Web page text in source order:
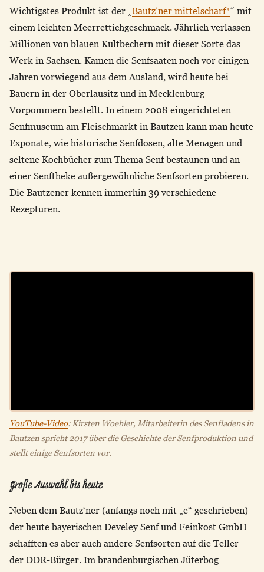
Wichtigstes Produkt ist der „ Bautz‘ner mittelscharf*“ mit
einem leichten Meerrettichgeschmack. Jährlich verlassen
Millionen von blauen Kultbechern mit dieser Sorte das
Werk in Sachsen. Kamen die Senfsaaten noch vor einigen
Jahren vorwiegend aus dem Ausland, wird heute bei
Bauern in der Oberlausitz und in Mecklenburg-
Vorpommern bestellt. In einem 2008 eingerichteten
Senfmuseum am Fleischmarkt in Bautzen kann man heute
Exponate, wie historische Senfdosen, alte Menagen und
seltene Kochbücher zum Thema Senf bestaunen und an
einer Senftheke außergewöhnliche Senfsorten probieren.
Die Bautzener kennen immerhin 39 verschiedene
Rezepturen.
YouTube-Video: Kirsten Woehler, Mitarbeiterin des Senfladens in
Bautzen spricht 2017 über die Geschichte der Senfproduktion und
stellt einige Senfsorten vor.
Große Auswahl bis heute
Neben dem Bautz‘ner (anfangs noch mit „e“ geschrieben)
der heute bayerischen Develey Senf und Feinkost GmbH
schafften es aber auch andere Senfsorten auf die Teller
der DDR-Bürger. Im brandenburgischen Jüterbog